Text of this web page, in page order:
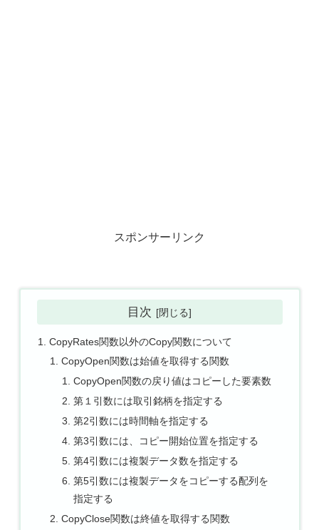
スポンサーリンク
目次
CopyRates関数以外のCopy関数について
CopyOpen関数は始値を取得する関数
CopyOpen関数の戻り値はコピーした要素数
第１引数には取引銘柄を指定する
第2引数には時間軸を指定する
第3引数には、コピー開始位置を指定する
第4引数には複製データ数を指定する
第5引数には複製データをコピーする配列を
指定する
CopyClose関数は終値を取得する関数